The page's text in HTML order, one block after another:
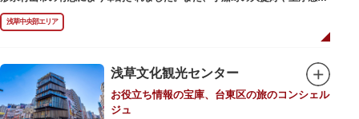
ふれる吊灯篭も存在感を放ち、参拝客を迎えてくれます。
宝蔵門は、平安時代、武蔵守に任命された平公雅（たいらのきみまさ）によ
在の門は1964年にホテルニューオオタニ創始者・大谷米太郎の寄進により本
瓦葺きで再建された（2007年チタン瓦に葺き替え）楼門です。上層部には仏
教の経典である『元版⼀切経（げんばんいっさいきょう）』や寺宝が収蔵さ
れています。
浅草中央部エリア
浅草文化観光センター
お役立ち情報の宝庫、台東区の旅のコンシェル
ジュ